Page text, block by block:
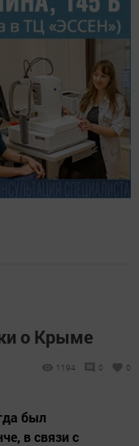
о Крыме
1194 0 0
был
в связи с